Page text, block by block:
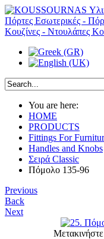
You are here:
HOME
PRODUCTS
Fittings For
Handles and Knobs
Σειρά Classic
Πόμολο 135-96
Previous
Back
Next